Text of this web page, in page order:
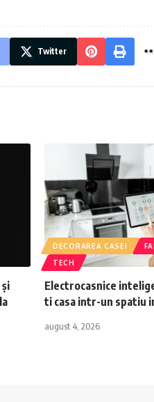
Twitter
DECORAREA CASEI
TECH
Electrocasnice
ti casa intr-un spatiu
august 4, 2026